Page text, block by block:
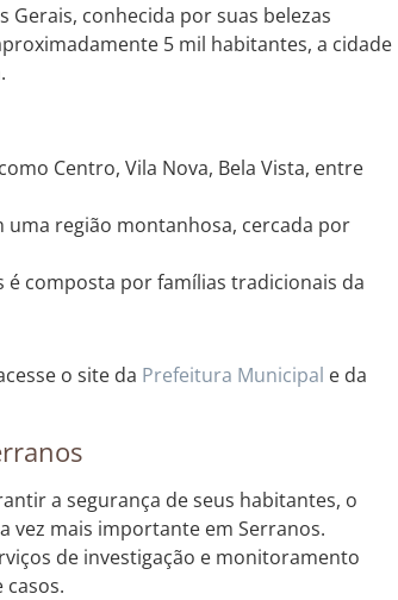
Gerais, conhecida por suas belezas
5 mil habitantes, a cidade
Centro, Vila Nova, Bela Vista, entre
uma região montanhosa, cercada por
é composta por famílias tradicionais da
o site da Prefeitura Municipal e da
a segurança de seus habitantes, o
vez mais importante em Serranos.
de investigação e monitoramento